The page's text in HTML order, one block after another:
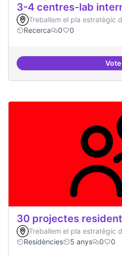
3-4 centres-lab
Treballem el pla estratègic
Recerca
0 0
Vote
3-
30 projectes
Treballem el pla estratègic
Residències
5 anys 0 0